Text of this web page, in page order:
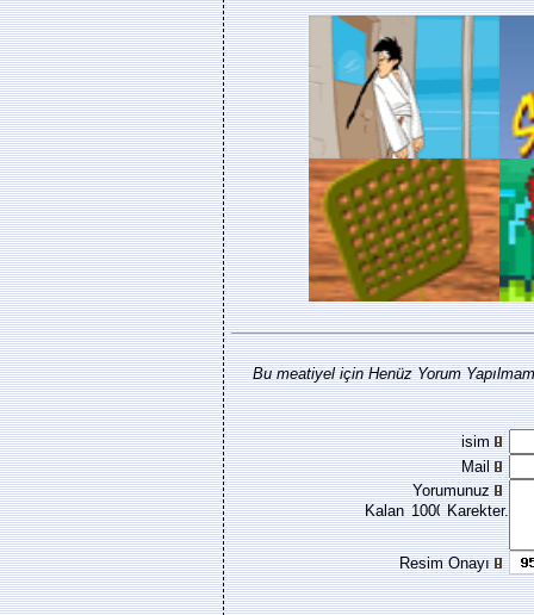
Bu meatiyel için Henüz Yorum
isim
Mail
Yorumunuz
Kalan
Karekter.
Resim Onayı